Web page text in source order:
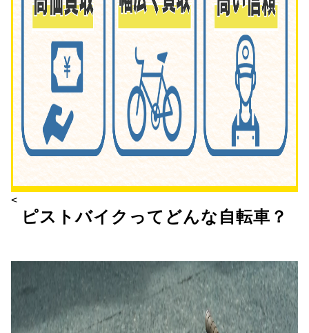
<
ピストバイクってどんな自転車？